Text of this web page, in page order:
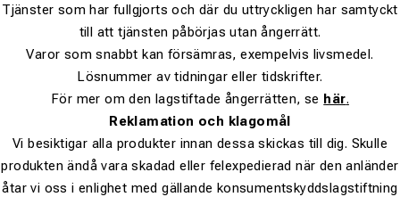
Tjänster som har fullgjorts och där du uttryckligen har samtyckt
till att tjänsten påbörjas utan ångerrätt.
Varor som snabbt kan försämras, exempelvis livsmedel.
Lösnummer av tidningar eller tidskrifter.
För mer om den lagstiftade ångerrätten, se här.
Reklamation och klagomål
Vi besiktigar alla produkter innan dessa skickas till dig. Skulle
produkten ändå vara skadad eller felexpedierad när den anländer
åtar vi oss i enlighet med gällande konsumentskyddslagstiftning